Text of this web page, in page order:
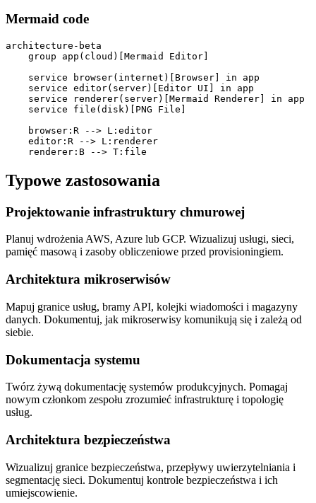
Mermaid code
architecture-beta
    group app(cloud)[Mermaid Editor]
    service browser(internet)[Browser] in app
    service editor(server)[Editor UI] in app
    service renderer(server)[Mermaid Renderer] in app
    service file(disk)[PNG File]
    browser:R --> L:editor
    editor:R --> L:renderer
    renderer:B --> T:file
Typowe zastosowania
Projektowanie infrastruktury chmurowej
Planuj wdrożenia AWS, Azure lub GCP. Wizualizuj usługi, sieci,
pamięć masową i zasoby obliczeniowe przed provisioningiem.
Architektura mikroserwisów
Mapuj granice usług, bramy API, kolejki wiadomości i magazyny
danych. Dokumentuj, jak mikroserwisy komunikują się i zależą od
siebie.
Dokumentacja systemu
Twórz żywą dokumentację systemów produkcyjnych. Pomagaj
nowym członkom zespołu zrozumieć infrastrukturę i topologię
usług.
Architektura bezpieczeństwa
Wizualizuj granice bezpieczeństwa, przepływy uwierzytelniania i
segmentację sieci. Dokumentuj kontrole bezpieczeństwa i ich
umiejscowienie.